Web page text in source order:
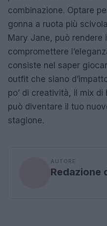
combinazione. Optare
gonna a ruota più
Mary Jane, può rendere
compromettere
consiste nel saper
outfit che siano
po’ di creatività, il mix
può diventare il tuo
stagione.
AUTORE
Redazione